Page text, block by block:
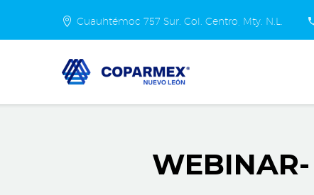
Cuauhtémoc 757 Sur. Col. Centro, Mty. N.L.
WEBINAR-